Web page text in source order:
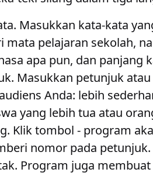
. Masukkan kata-kata
mata pelajaran sekolah,
apa pun, dan panjang
. Masukkan petunjuk
Anda: lebih
yang lebih tua atau
. Klik tombol - program
nomor pada
Program juga